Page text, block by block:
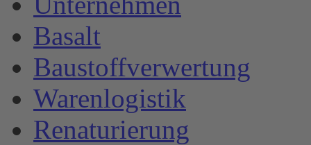
Basalt
Baustoffverwertung
Warenlogistik
Renaturierung